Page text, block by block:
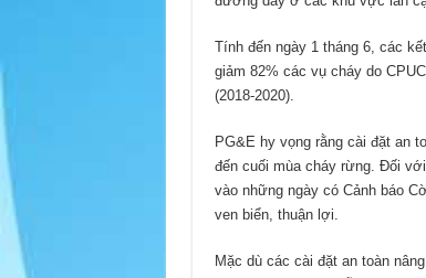
Tính đến ngày 1 tháng 6, các
giảm 82% các vụ cháy do
(2018-2020).
PG&E hy vọng rằng cài đặt an
đến cuối mùa cháy rừng. Đối
vào những ngày có Cảnh báo
ven biển, thuận lợi.
Mặc dù các cài đặt an toàn